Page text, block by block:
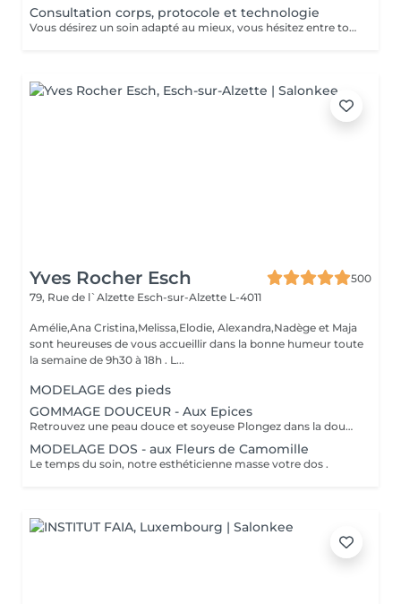
Consultation corps, protocole et technologie
Vous désirez un soin adapté au mieux, vous hésitez entre toutes nos techniques, machines et protocoles divers. Nous avons donc mis en place ce moment privilégié avec une esthéticienne, qui vous écoutera et répondra à vos attentes en vous conseillant au mieux. Les 25€ de la consultation vous seront déduits de votre soin si vous prenez rdv .
Yves Rocher Esch
500
79, Rue de l`Alzette Esch-sur-Alzette L-4011
Amélie,Ana Cristina,Melissa,Elodie, Alexandra,Nadège et Maja
sont heureuses de vous accueillir dans la bonne humeur toute
la semaine de 9h30 à 18h . L...
MODELAGE des pieds
GOMMAGE DOUCEUR - Aux Epices
Retrouvez une peau douce et soyeuse Plongez dans la douceur tropicale dIndonésie à travers les notes épicées des huiles essentielles de Girofle et de Muscade. Ce gommage aux effluves chauds et naturels vous transporte tout en exfoliant délicatement votre peau : elle est douce, lumineuse et satinée.
MODELAGE DOS - aux Fleurs de Camomille
Le temps du soin, notre esthéticienne masse votre dos .